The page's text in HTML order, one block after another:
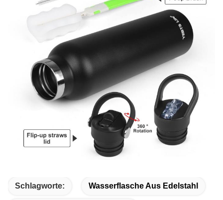
Schlagworte: Wasserflasche Aus Edelstahl